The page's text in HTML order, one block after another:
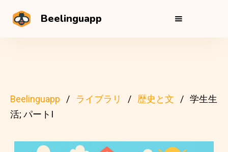
Beelinguapp
Beelinguapp ライブラリ 歴史と文
学生生
活; パートI